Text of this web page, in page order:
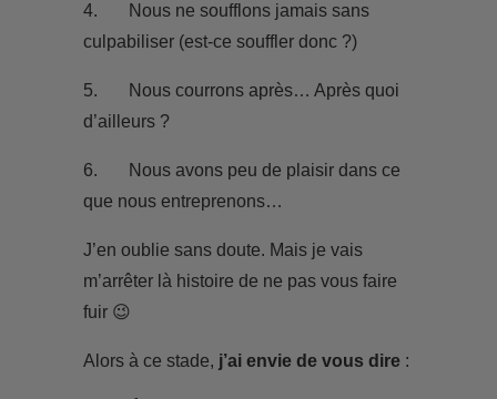
4. Nous ne soufflons jamais sans
culpabiliser (est-ce souffler donc ?)
5. Nous courrons après… Après quoi
d’ailleurs ?
6. Nous avons peu de plaisir dans ce
que nous entreprenons…
J’en oublie sans doute. Mais je vais
m’arrêter là histoire de ne pas vous faire
fuir 😉
Alors à ce stade, j’ai envie de vous dire :